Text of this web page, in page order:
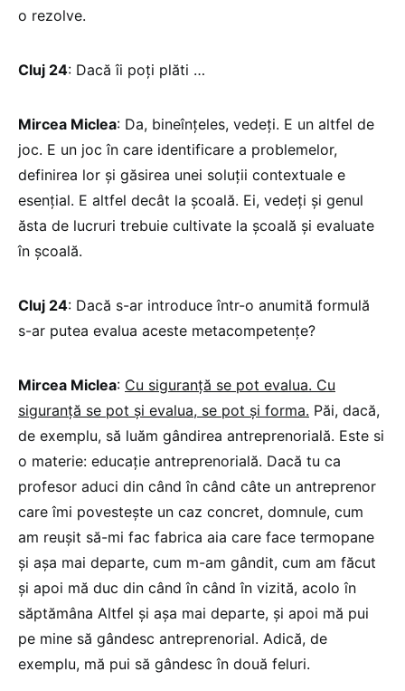
o rezolve.
Cluj 24: Dacă îi poți plăti …
Mircea Miclea: Da, bineînțeles, vedeți. E un altfel de
joc. E un joc în care identificare a problemelor,
definirea lor și găsirea unei soluții contextuale e
esențial. E altfel decât la școală. Ei, vedeți și genul
ăsta de lucruri trebuie cultivate la școală și evaluate
în școală.
Cluj 24: Dacă s-ar introduce într-o anumită formulă
s-ar putea evalua aceste metacompetențe?
Mircea Miclea: Cu siguranță se pot evalua. Cu
siguranță se pot și evalua, se pot și forma. Păi, dacă,
de exemplu, să luăm gândirea antreprenorială. Este si
o materie: educație antreprenorială. Dacă tu ca
profesor aduci din când în când câte un antreprenor
care îmi povestește un caz concret, domnule, cum
am reușit să-mi fac fabrica aia care face termopane
și așa mai departe, cum m-am gândit, cum am făcut
și apoi mă duc din când în când în vizită, acolo în
săptămâna Altfel și așa mai departe, și apoi mă pui
pe mine să gândesc antreprenorial. Adică, de
exemplu, mă pui să gândesc în două feluri.